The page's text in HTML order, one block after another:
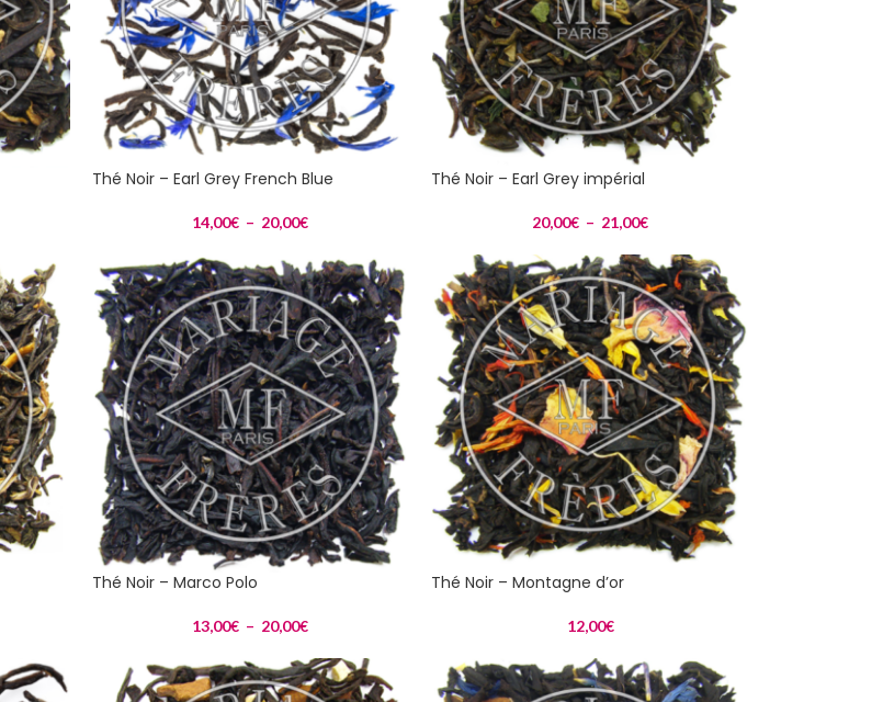
Thé Noir – Earl Grey French Blue
14,00€ – 20,00€
Thé Noir – Earl Grey impérial
20,00€ – 21,00€
Thé Noir – Marco Polo
13,00€ – 20,00€
Thé Noir – Montagne d’or
12,00€